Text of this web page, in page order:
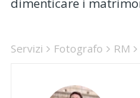
Servizi Fotografo RM